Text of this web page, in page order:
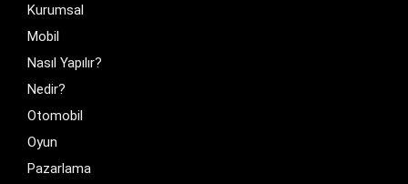
Kurumsal
Mobil
Nasıl Yapılır?
Nedir?
Otomobil
Oyun
Pazarlama